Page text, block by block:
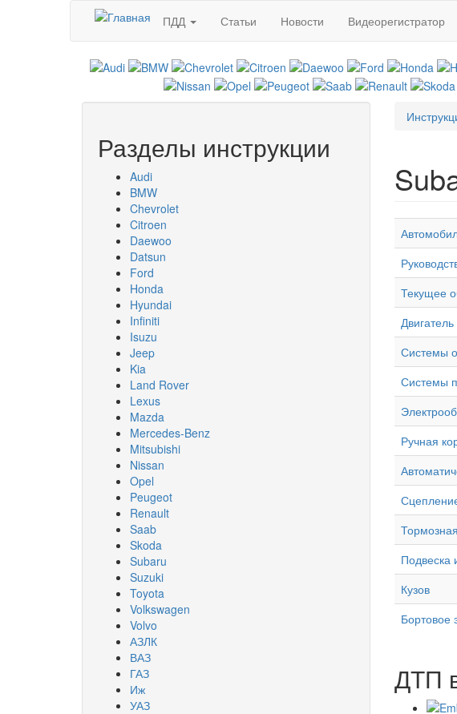
Перейти к основному содержанию
ПДД
Статьи Новости Видеорегистратор
Разделы инструкции
Audi
BMW
Chevrolet
Citroen
Daewoo
Datsun
Ford
Honda
Hyundai
Infiniti
Isuzu
Jeep
Kia
Land Rover
Lexus
Mazda
Mercedes-Benz
Mitsubishi
Nissan
Opel
Peugeot
Renault
Saab
Skoda
Subaru
Suzuki
Toyota
Volkswagen
Volvo
АЗЛК
ВАЗ
ГАЗ
Иж
УАЗ
Вы
Текущее
Двигатель
Системы
Системы
Ручная
Подвеска
Кузов
Бортовое
ДТП